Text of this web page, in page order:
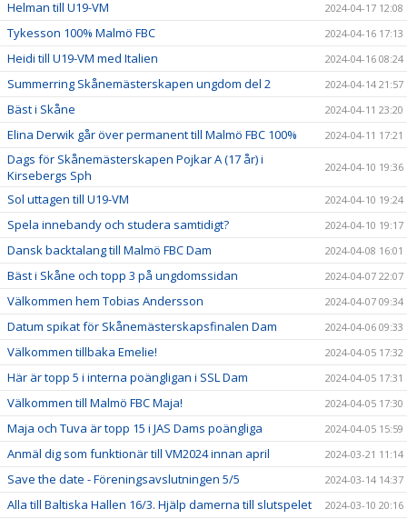
Helman till U19-VM 2024-04-17 12:08
Tykesson 100% Malmö FBC 2024-04-16 17:13
Heidi till U19-VM med Italien 2024-04-16 08:24
Summerring Skånemästerskapen ungdom del 2 2024-04-14 21:57
Bäst i Skåne 2024-04-11 23:20
Elina Derwik går över permanent till Malmö FBC 100% 2024-04-11 17:21
Dags för Skånemästerskapen Pojkar A (17 år) i
Kirsebergs Sph
2024-04-10 19:36
Sol uttagen till U19-VM 2024-04-10 19:24
Spela innebandy och studera samtidigt? 2024-04-10 19:17
Dansk backtalang till Malmö FBC Dam 2024-04-08 16:01
Bäst i Skåne och topp 3 på ungdomssidan 2024-04-07 22:07
Välkommen hem Tobias Andersson 2024-04-07 09:34
Datum spikat för Skånemästerskapsfinalen Dam 2024-04-06 09:33
Välkommen tillbaka Emelie! 2024-04-05 17:32
Här är topp 5 i interna poängligan i SSL Dam 2024-04-05 17:31
Välkommen till Malmö FBC Maja! 2024-04-05 17:30
Maja och Tuva är topp 15 i JAS Dams poängliga 2024-04-05 15:59
Anmäl dig som funktionär till VM2024 innan april 2024-03-21 11:14
Save the date - Föreningsavslutningen 5/5 2024-03-14 14:37
Alla till Baltiska Hallen 16/3. Hjälp damerna till slutspelet 2024-03-10 20:16